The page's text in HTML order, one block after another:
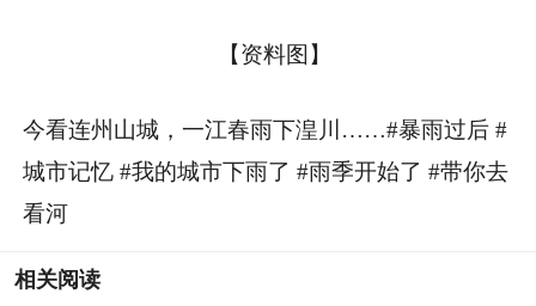
【资料图】
今看连州山城，一江春雨下湟川……#暴雨过后 #
城市记忆 #我的城市下雨了 #雨季开始了 #带你去
看河
相关阅读